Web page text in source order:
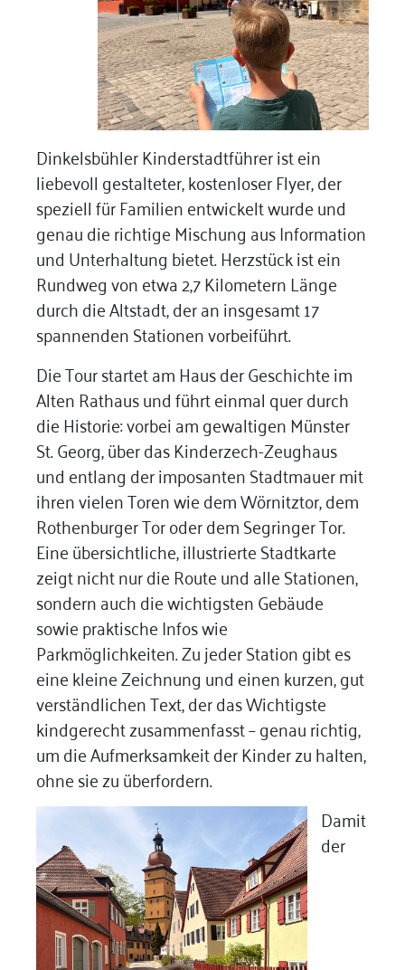
Dinkelsbühler Kinderstadtführer ist ein
liebevoll gestalteter, kostenloser Flyer, der
speziell für Familien entwickelt wurde und
genau die richtige Mischung aus Information
und Unterhaltung bietet. Herzstück ist ein
Rundweg von etwa 2,7 Kilometern Länge
durch die Altstadt, der an insgesamt 17
spannenden Stationen vorbeiführt.
Die Tour startet am Haus der Geschichte im
Alten Rathaus und führt einmal quer durch
die Historie: vorbei am gewaltigen Münster
St. Georg, über das Kinderzech-Zeughaus
und entlang der imposanten Stadtmauer mit
ihren vielen Toren wie dem Wörnitztor, dem
Rothenburger Tor oder dem Segringer Tor.
Eine übersichtliche, illustrierte Stadtkarte
zeigt nicht nur die Route und alle Stationen,
sondern auch die wichtigsten Gebäude
sowie praktische Infos wie
Parkmöglichkeiten. Zu jeder Station gibt es
eine kleine Zeichnung und einen kurzen, gut
verständlichen Text, der das Wichtigste
kindgerecht zusammenfasst – genau richtig,
um die Aufmerksamkeit der Kinder zu halten,
ohne sie zu überfordern.
Damit
der